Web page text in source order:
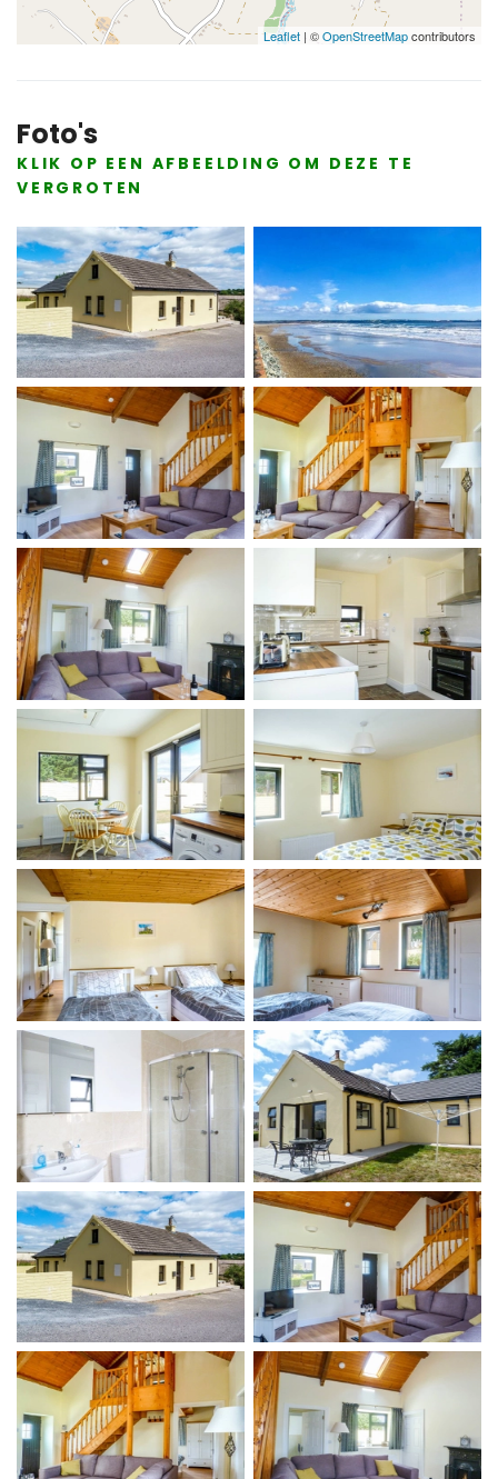
Leaflet | ©OpenStreetMapcontributors
Foto's
KLIK OP EEN AFBEELDING OM DEZE TE
VERGROTEN